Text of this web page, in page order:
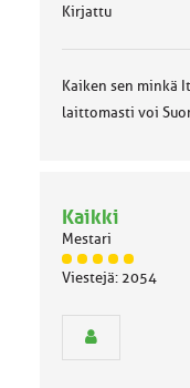
Kirjattu
Kaiken sen minkä
laittomasti voi
Kaikki
Mestari
J
ä
Viestejä: 2054